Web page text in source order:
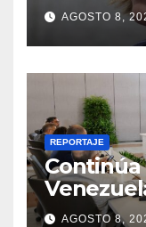
AGOSTO 8,
REPORTAJE
y laAGOSTO 8,